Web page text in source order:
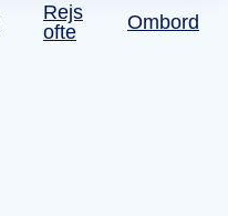
Rejs
ofte
Ombord